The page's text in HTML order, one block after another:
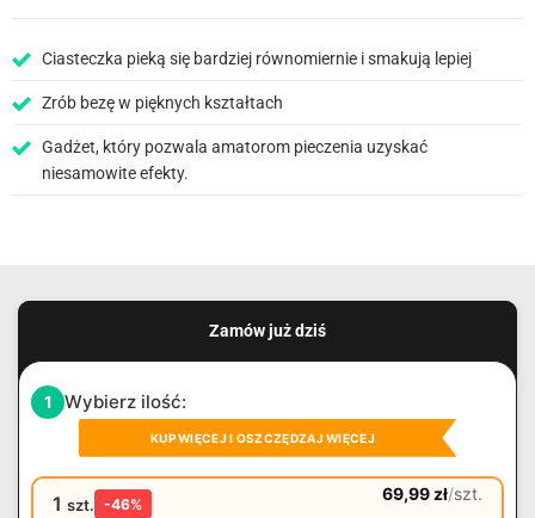
Ciasteczka pieką się bardziej równomiernie i smakują lepiej
Zrób bezę w pięknych kształtach
Gadżet, który pozwala amatorom pieczenia uzyskać
niesamowite efekty.
Zamów już dziś
1 Wybierz ilość:
KUP WIĘCEJ I OSZCZĘDZAJ WIĘCEJ
1 szt. -46%
69,99 zł/szt.